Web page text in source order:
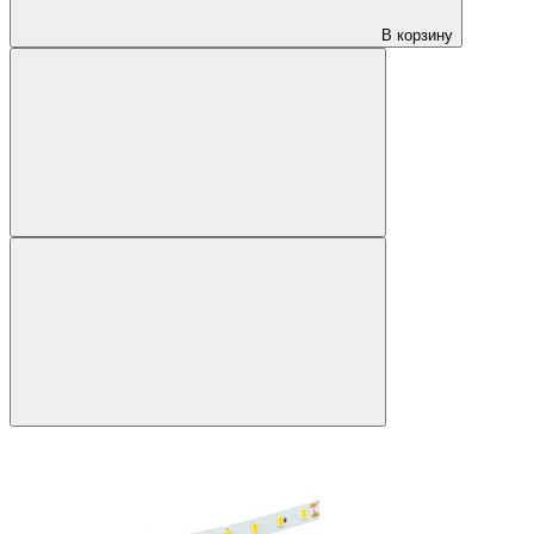
В корзину